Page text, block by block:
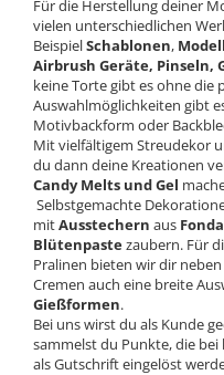
Für die Herstellung deiner
vielen unterschiedlichen
BeispielSchablonen,
Airbrush Geräte, Pinseln,
keine Torte gibt es ohne die
Auswahlmöglichkeiten gibt
Motivbackform oder
Mit vielfältigem Streudekor
du dann deine Kreationen
Candy Melts und Gel
Selbstgemachte
mitAusstechern aus
Blütenpastezaubern. Für
Pralinen bieten wir dir
Cremen auch eine breite
Gießformen.
Bei uns wirst du als Kunde
sammelst du Punkte, die
als Gutschrift eingelöst